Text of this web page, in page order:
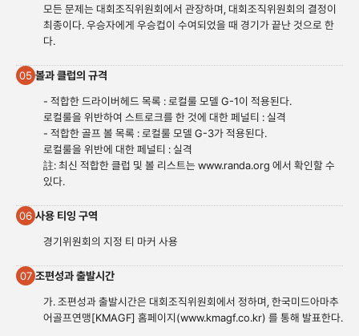
모든 문제는 대회조직위원회에서 관장하며, 대회조직위원회의 결정이
최종이다. 우승자에게 우승컵이 수여되었을 때 경기가 끝난 것으로 한
다.
05 볼과 클럽의 규격
- 적합한 드라이버헤드 목록 : 로컬룰 모델 G-1이 적용된다.
로컬룰을 위반하여 스트로크를 한 것에 대한 페널티 : 실격
- 적합한 골프 볼 목록 : 로컬룰 모델 G-3가 적용된다.
로컬룰을 위반에 대한 페널티 : 실격
註: 최신 적합한 클럽 및 볼 리스트는 www.randa.org 에서 확인할 수
있다.
06 사용 티잉 구역
경기위원회의 지정 티 마커 사용
07 조편성과 출발시간
가. 조편성과 출발시간은 대회조직위원회에서 정하며, 한국미드아마추
어골프연맹[KMAGF] 홈페이지(www.kmagf.co.kr) 를 통해 발표한다.